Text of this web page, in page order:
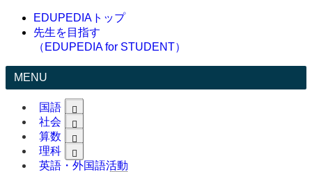
EDUPEDIAトップ
先生を目指す
（EDUPEDIA for STUDENT）
MENU
国語
社会
算数
理科
英語・外国語活動